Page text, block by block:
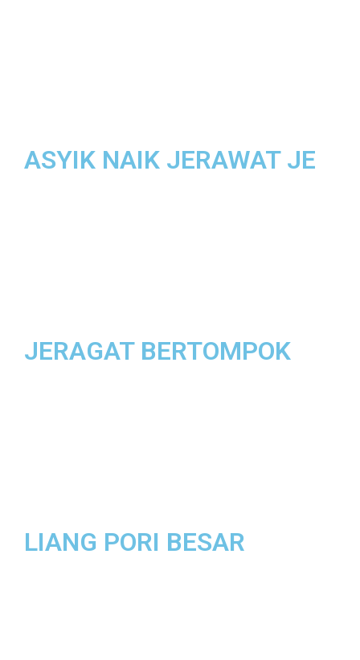
ASYIK NAIK JERAWAT JE
JERAGAT BERTOMPOK
LIANG PORI BESAR